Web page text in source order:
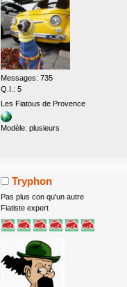
Messages: 735
Q.I.: 5
Les Fiatous de Provence
Modèle: plusieurs
Tryphon
Pas plus con qu'un autre
Fiatiste expert